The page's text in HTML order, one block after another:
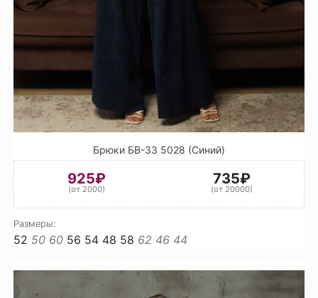
Брюки БВ-33 5028 (Синий)
925₽
(от 2000)
735₽
(от 20000)
Размеры:
52 50 60 56 54 48 58 62 46 44